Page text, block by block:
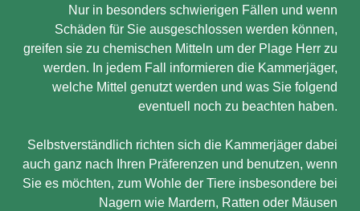
Nur in besonders schwierigen Fällen und wenn
Schäden für Sie ausgeschlossen werden können,
greifen sie zu chemischen Mitteln um der Plage Herr zu
werden. In jedem Fall informieren die Kammerjäger,
welche Mittel genutzt werden und was Sie folgend
eventuell noch zu beachten haben.
Selbstverständlich richten sich die Kammerjäger dabei
auch ganz nach Ihren Präferenzen und benutzen, wenn
Sie es möchten, zum Wohle der Tiere insbesondere bei
Nagern wie Mardern, Ratten oder Mäusen